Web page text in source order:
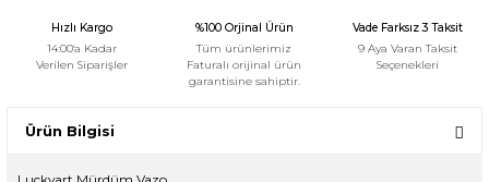
Hızlı Kargo
14:00'a Kadar
Verilen Siparişler
%100 Orjinal Ürün
Tüm ürünlerimiz
Faturalı orijinal ürün
garantisine sahiptir.
Vade Farksız 3 Taksit
9 Aya Varan Taksit
Seçenekleri
Ürün Bilgisi